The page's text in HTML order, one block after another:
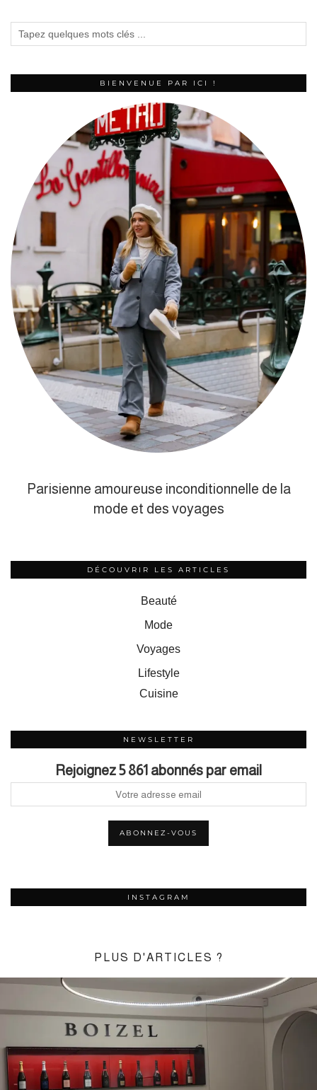
BIENVENUE PAR ICI !
Parisienne amoureuse inconditionnelle de la
mode et des voyages
DÉCOUVRIR LES ARTICLES
Beauté
Mode
Voyages
Lifestyle
Cuisine
NEWSLETTER
Rejoignez 5 861 abonnés par email
INSTAGRAM
PLUS D'ARTICLES ?